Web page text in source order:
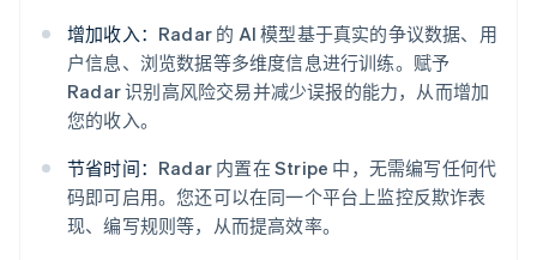
增加收入： Radar 的 AI 模型基于真实的争议数据、用
户信息、浏览数据等多维度信息进行训练。赋予
Radar 识别高风险交易并减少误报的能力，从而增加
您的收入。
节省时间： Radar 内置在 Stripe 中，无需编写任何代
码即可启用。您还可以在同一个平台上监控反欺诈表
现、编写规则等，从而提高效率。
English
爱沙尼亚
English
奥地利
DeutschEnglish
English
巴西
PortuguêsEnglish